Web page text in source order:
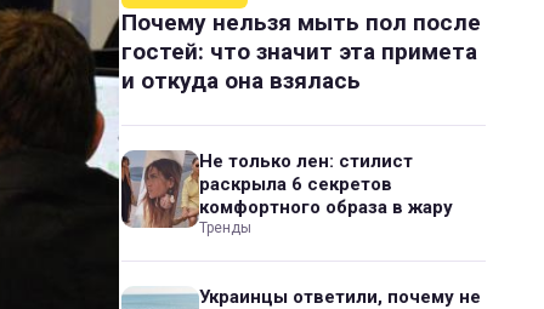
Почему нельзя мыть пол после
гостей: что значит эта примета
и откуда она взялась
Не только лен: стилист
раскрыла 6 секретов
комфортного образа в жару
Тренды
Украинцы ответили, почему не